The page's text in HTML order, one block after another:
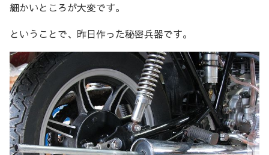
細かいところが大変です。
ということで、昨日作った秘密兵器です。